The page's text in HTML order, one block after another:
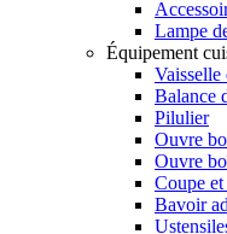
Lampe
Équipement
Vaisselle
Balance
Pilulier
Ouvre
Ouvre
Coupe
Bavoir